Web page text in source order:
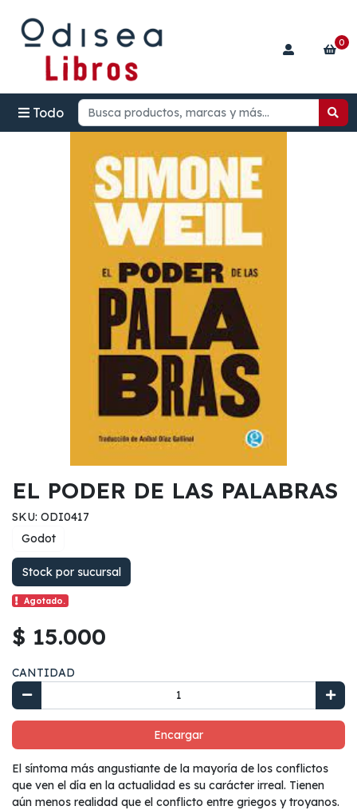
Todo
0
EL PODER DE LAS PALABRAS
SKU: ODI0417
Godot
Stock por sucursal
Agotado.
$ 15.000
CANTIDAD
Encargar
El síntoma más angustiante de la mayoría de los conflictos
que ven el día en la actualidad es su carácter irreal. Tienen
aún menos realidad que el conflicto entre griegos y troyanos.